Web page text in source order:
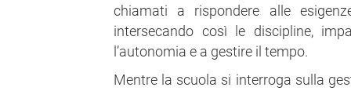
chiamati a rispondere alle
intersecando così le discipline,
l’autonomia e a gestire il tempo.
Mentre la scuola si interroga sulla